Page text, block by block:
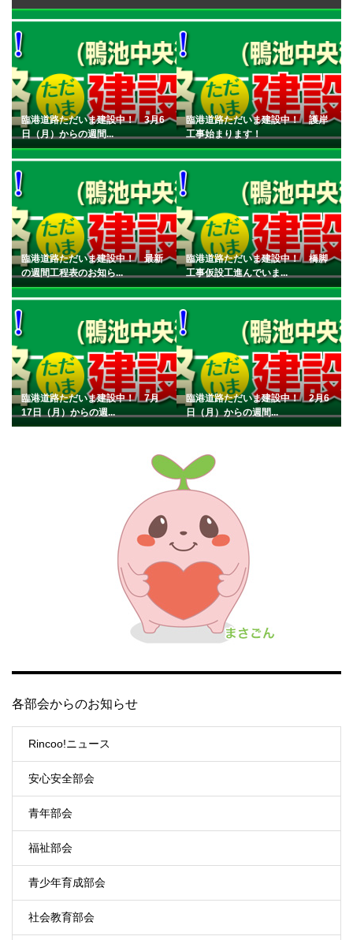
臨港道路ただいま建設中！ 3月6
日（月）からの週間...
臨港道路ただいま建設中！ 護岸
工事始まります！
臨港道路ただいま建設中！ 最新
の週間工程表のお知ら...
臨港道路ただいま建設中！ 橋脚
工事仮設工進んでいま...
臨港道路ただいま建設中！ 7月
17日（月）からの週...
臨港道路ただいま建設中！ 2月6
日（月）からの週間...
各部会からのお知らせ
Rincoo!ニュース
安心安全部会
青年部会
福祉部会
青少年育成部会
社会教育部会